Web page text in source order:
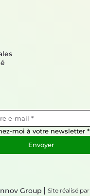
Site réalisé par
moi à votre newsletter *
Envoyer